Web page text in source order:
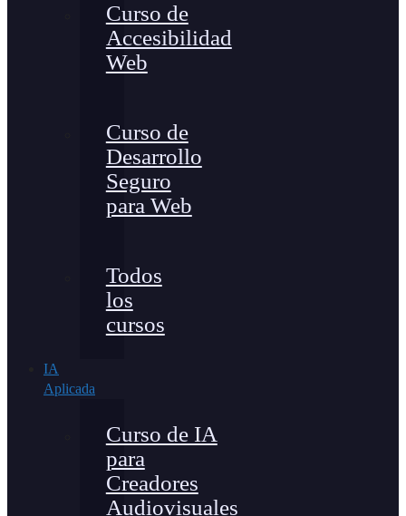
Curso de
Accesibilidad
Web
Curso de
Desarrollo
Seguro
para Web
Todos
los
cursos
IA
Aplicada
Curso de IA
para
Creadores
Audiovisuales